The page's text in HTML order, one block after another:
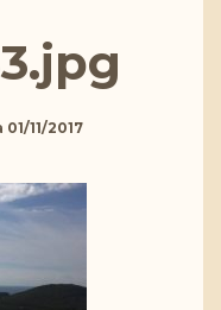
01/11/2017